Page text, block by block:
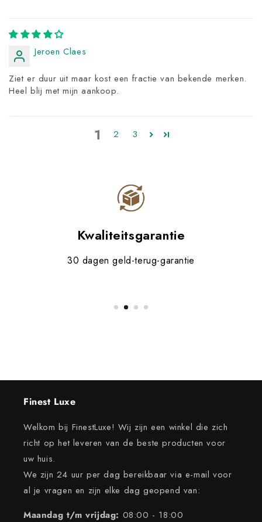
Jeroen Claes
Ziet er duur uit maar kost een fractie van bekende merken.
Heel blij met mijn aankoop.
1 2 3
Kwaliteitsgarantie
30 dagen geld-terug-garantie
Finest Luxe
Welkom bij FinestLuxe! Wij zijn een winkel die zich
richt op het leveren van de beste producten voor
uw huis.
We zijn 24 uur per dag bereikbaar via e-mail voor
al je vragen en zijn elke dag geopend van:
Maandag t/m vrijdag: 08:00 - 18:00